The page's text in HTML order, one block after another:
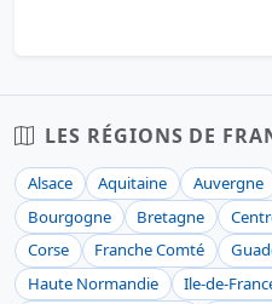
LES RÉGIONS DE
Alsace Aquitaine Auvergne
Bourgogne
Bretagne
Corse
Franche Comté
Haute Normandie
Ile-de-